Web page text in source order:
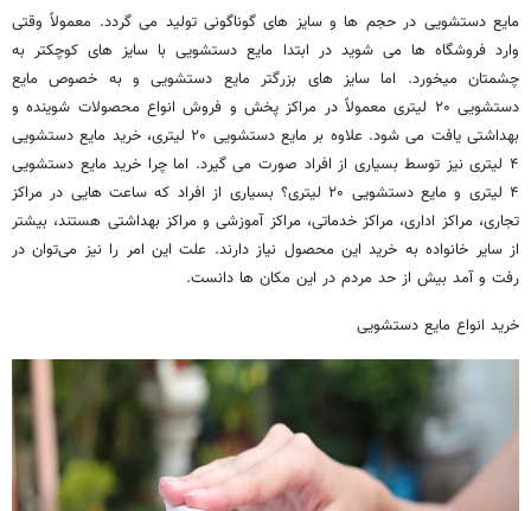
مایع دستشویی در حجم ها و سایز های گوناگونی تولید می گردد. معمولاً وقتی
وارد فروشگاه ها می شوید در ابتدا مایع دستشویی با سایز های کوچکتر به
چشمتان میخورد. اما سایز های بزرگتر مایع دستشویی و به خصوص مایع
دستشویی ۲۰ لیتری معمولاً در مراکز پخش و فروش انواع محصولات شوینده و
بهداشتی یافت می شود. علاوه بر مایع دستشویی ۲۰ لیتری، خرید مایع دستشویی
۴ لیتری نیز توسط بسیاری از افراد صورت می گیرد. اما چرا خرید مایع دستشویی
۴ لیتری و مایع دستشویی ۲۰ لیتری؟ بسیاری از افراد که ساعت هایی در مراکز
تجاری، مراکز اداری، مراکز خدماتی، مراکز آموزشی و مراکز بهداشتی هستند، بیشتر
از سایر خانواده به خرید این محصول نیاز دارند. علت این امر را نیز می‌توان در
رفت و آمد بیش از حد مردم در این مکان ها دانست.
خرید انواع مایع دستشویی